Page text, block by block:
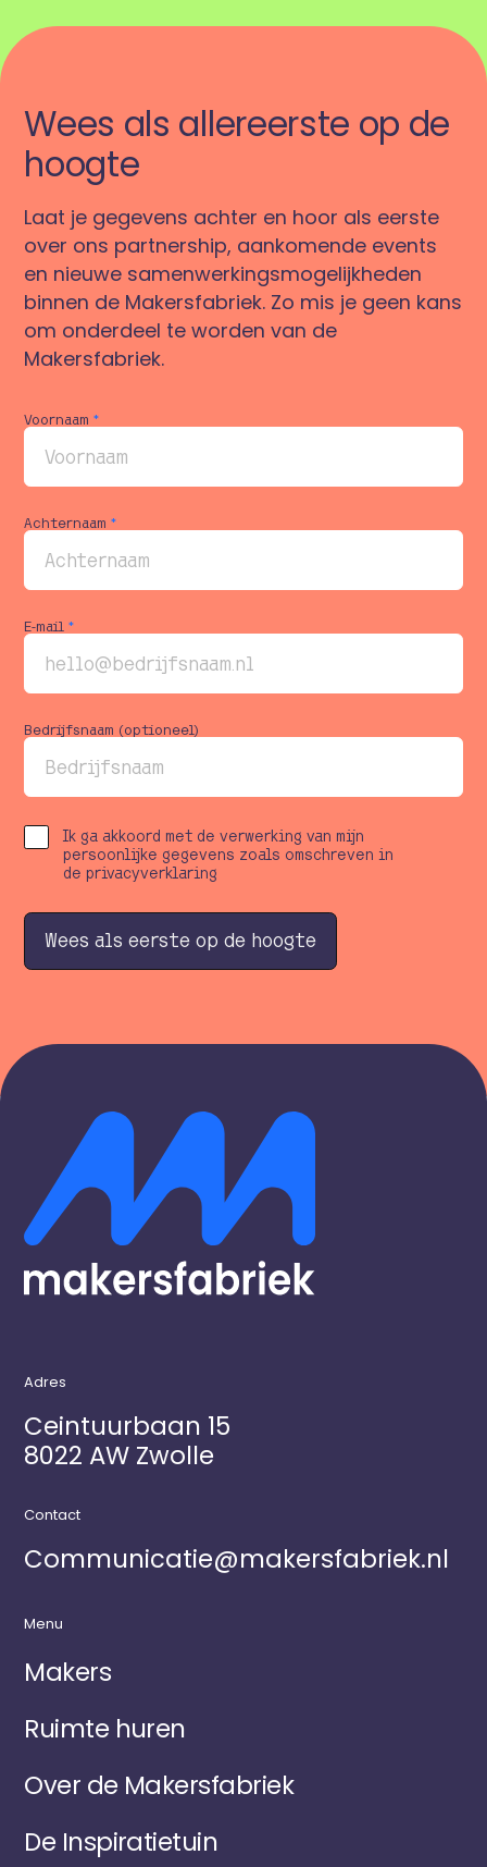
Wees als allereerste op de
hoogte
Laat je gegevens achter en hoor als eerste
over ons partnership, aankomende events
en nieuwe samenwerkingsmogelijkheden
binnen de Makersfabriek. Zo mis je geen kans
om onderdeel te worden van de
Makersfabriek.
Voornaam*
Achternaam*
E-mail*
Bedrijfsnaam (optioneel)
Ik ga akkoord met de verwerking van mijn
persoonlijke gegevens zoals omschreven in
de privacyverklaring
Wees als eerste op de hoogte
Adres
Ceintuurbaan 15
8022 AW Zwolle
Contact
Communicatie@makersfabriek.nl
Menu
Makers
Ruimte huren
Over de Makersfabriek
De Inspiratietuin